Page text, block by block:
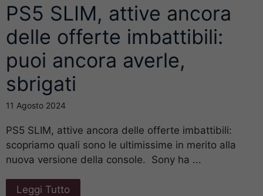
PS5 SLIM, attive ancora
delle offerte imbattibili:
puoi ancora averle,
sbrigati
11 Agosto 2024
PS5 SLIM, attive ancora delle offerte imbattibili:
scopriamo quali sono le ultimissime in merito alla
nuova versione della console. Sony ha ...
Leggi Tutto